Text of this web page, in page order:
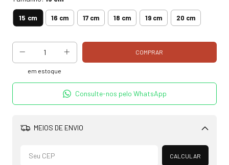
15 cm 16 cm 17 cm 18 cm 19 cm 20 cm
em estoque
Consulte-nos pelo WhatsApp
MEIOS DE ENVIO
Alterar CEP
CALCULAR